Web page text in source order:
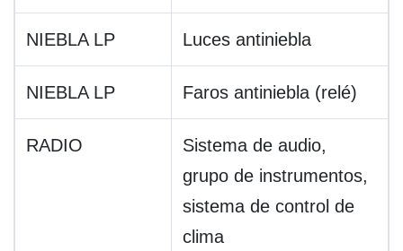
NIEBLA LP Luces antiniebla
NIEBLA LP Faros antiniebla (relé)
RADIO
Sistema de audio,
grupo de instrumentos,
sistema de control de
clima